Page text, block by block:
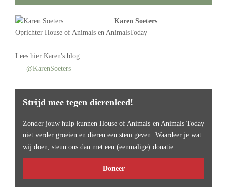
Karen Soeters
Oprichter House of Animals en AnimalsToday
Lees hier Karen's blog
@KarenSoeters
Strijd mee tegen dierenleed!
Zonder jouw hulp kunnen House of Animals en Animals Today
niet verder groeien en dieren een stem geven. Waardeer je wat
wij doen, steun ons dan met een (eenmalige) donatie.
Doneer